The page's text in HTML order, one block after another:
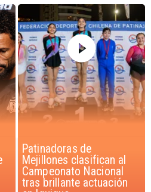
Novedoso programa de
entrenamiento de gatos
beneficia a niños con
discapacidad